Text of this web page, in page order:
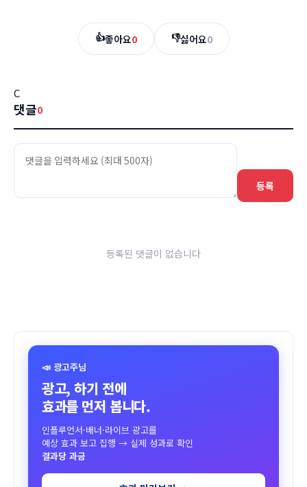
👍좋아요0 👎싫어요0
C
댓글0
등록
등록된 댓글이 없습니다
📣 광고주님
광고, 하기 전에
효과를 먼저 봅니다.
인플루언서·배너·라이브 광고를
예상 효과 보고 집행 → 실제 성과로 확인
결과당 과금